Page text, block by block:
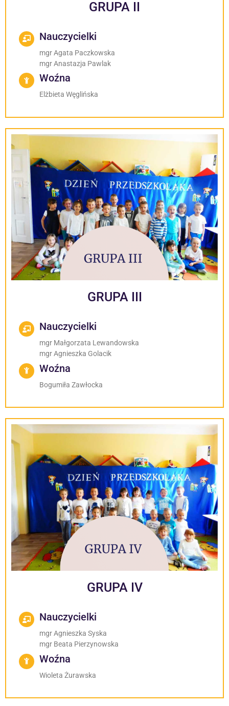
GRUPA II
Nauczycielki
mgr Agata Paczkowska
mgr Anastazja Pawlak
Woźna
Elżbieta Węglińska
GRUPA III
Nauczycielki
mgr Małgorzata Lewandowska
mgr Agnieszka Golacik
Woźna
Bogumiła Zawłocka
GRUPA IV
Nauczycielki
mgr Agnieszka Syska
mgr Beata Pierzynowska
Woźna
Wioleta Żurawska